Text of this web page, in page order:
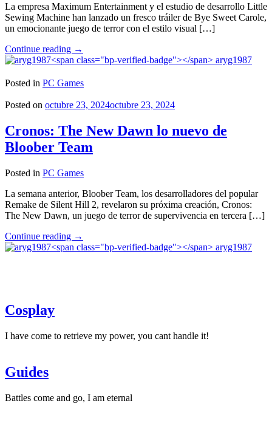
La empresa Maximum Entertainment y el estudio de desarrollo Little
Sewing Machine han lanzado un fresco tráiler de Bye Sweet Carole,
un emocionante juego de terror con el estilo visual […]
Continue reading "Bye
Sweet
el
de
con
estética
de
Disney
en
2025"
→
aryg1987
Posted in PC Games
Posted on octubre 23, 2024octubre 23, 2024
Cronos: The New Dawn lo nuevo de
Bloober Team
Posted in PC Games
La semana anterior, Bloober Team, los desarrolladores del popular
Remake de Silent Hill 2, revelaron su próxima creación, Cronos:
The New Dawn, un juego de terror de supervivencia en tercera […]
Continue reading "Cronos:
The
→
aryg1987
Cosplay
I have come to retrieve my power, you cant handle it!
Guides
Battles come and go, I am eternal